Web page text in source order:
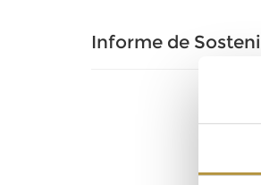
Informe de